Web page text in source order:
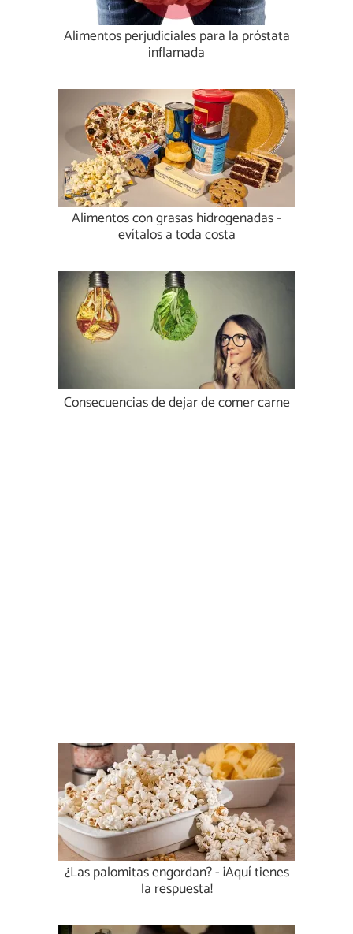
Alimentos perjudiciales para la próstata
inflamada
Alimentos con grasas hidrogenadas -
evítalos a toda costa
Consecuencias de dejar de comer carne
¿Las palomitas engordan? - ¡Aquí tienes
la respuesta!